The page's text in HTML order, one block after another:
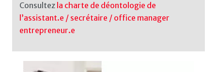
Consultez la charte de déontologie de
l’assistant.e / secrétaire / office manager
entrepreneur.e